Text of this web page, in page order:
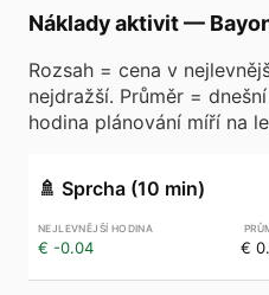
Náklady aktivit—
Rozsah = cena v
nejdražší. Průměr =
hodina plánování míří na
🚿 Sprcha (10 min)
€ -0.04 €